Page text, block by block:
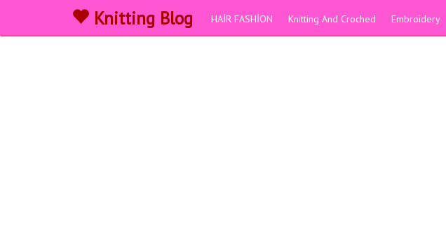
Knitting Blog HAİR FASHİON Knitting And Croched Embroidery